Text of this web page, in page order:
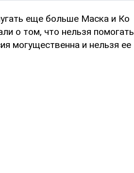
еще больше Маска и Ко
о том, что нельзя помогать
могущественна и нельзя ее